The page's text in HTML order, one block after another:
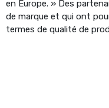
en Europe. » Des
de marque et qui ont
termes de qualité de